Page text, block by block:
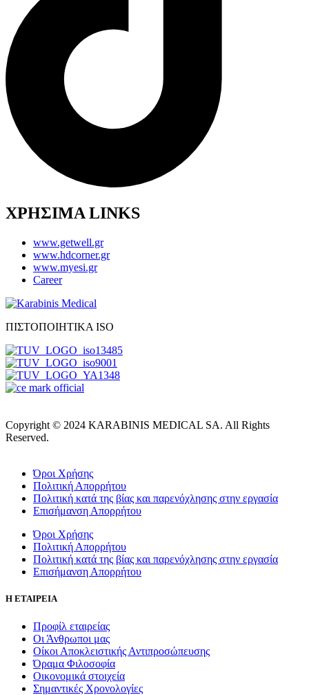
ΧΡΗΣΙΜΑ LINKS
www.getwell.gr
www.hdcorner.gr
www.myesi.gr
Career
ΠΙΣΤΟΠΟΙΗΤΙΚΑ ISO
Copyright © 2024 KARABINIS MEDICAL SA. All Rights
Reserved.
Όροι Χρήσης
Πολιτική Απορρήτου
Πολιτική κατά της βίας και παρενόχλησης στην εργασία
Επισήμανση Απορρήτου
Όροι Χρήσης
Πολιτική Απορρήτου
Πολιτική κατά της βίας και παρενόχλησης στην εργασία
Επισήμανση Απορρήτου
Η ΕΤΑΙΡΕΙΑ
Προφίλ εταιρείας
Οι Άνθρωποι μας
Οίκοι Αποκλειστικής Αντιπροσώπευσης
Όραμα Φιλοσοφία
Οικονομικά στοιχεία
Σημαντικές Χρονολογίες